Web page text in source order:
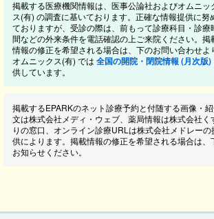
掲載する医療機関情報は、医事公論社およびオムニッ
ス(有) の調査に基いております。正確な情報提供に努
ておりますが、受診の際は、前もって診療科目・診療
間などの外来条件を電話確認の上ご来院ください。掲
情報の修正を希望される場合は、下のお問い合わせよ
オムニックス(有) では 全国の開院・閉院情報 (月次版)
供しています。
掲載するEPARKのネット診療予約と付随する画像・
文は株式会社メディ・ウェブ、薬局情報は株式会社く
りの窓口、オンライン診療URLは株式会社メドレーの
供によります。掲載情報の修正を希望される場合は、
お知らせください。